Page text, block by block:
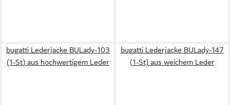
bugatti Lederjacke BULady-103
(1-St) aus hochwertigem Leder
bugatti Lederjacke BULady-147
(1-St) aus weichem Leder